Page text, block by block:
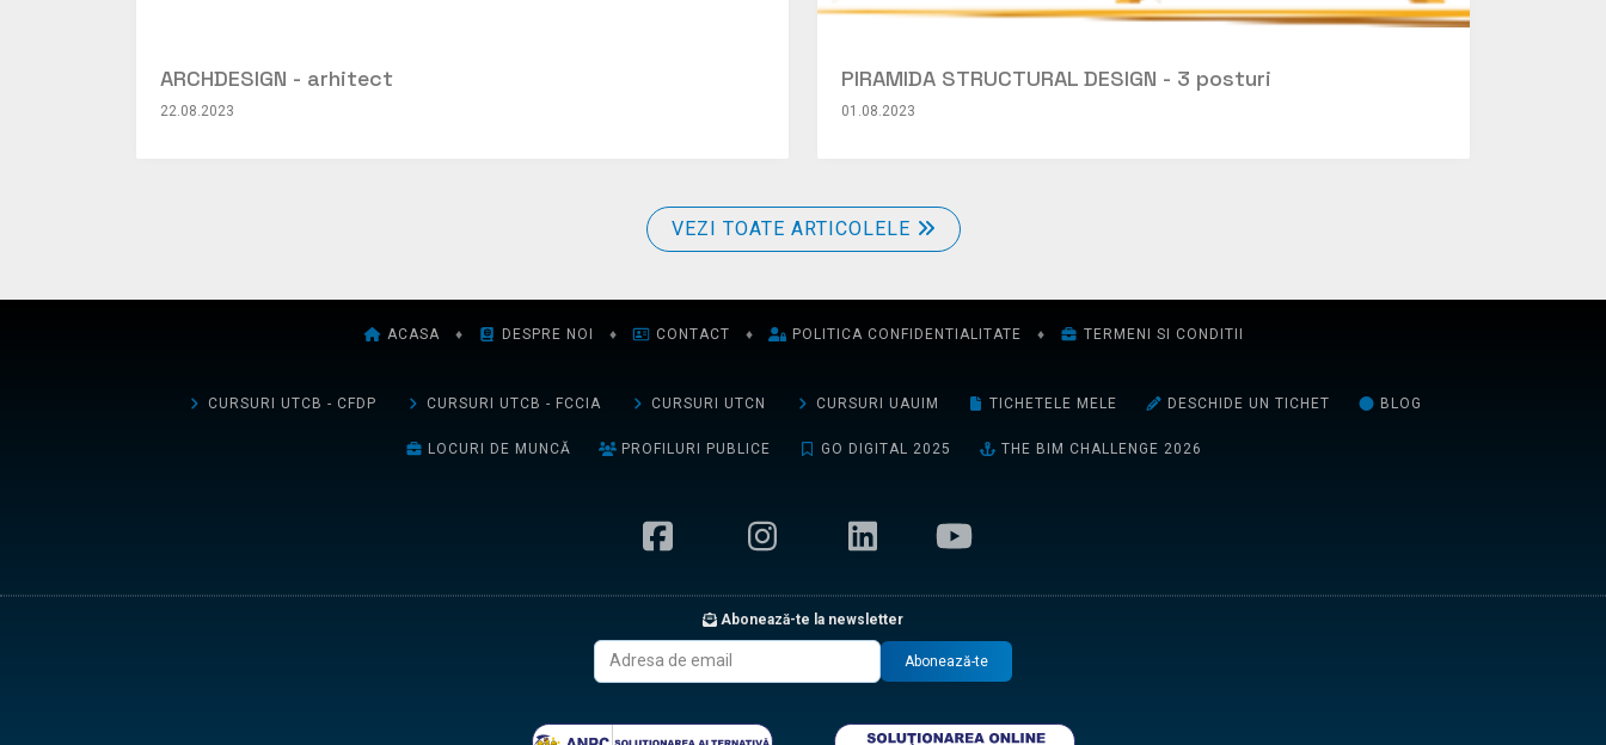
ARCHDESIGN - arhitect
22.08.2023
PIRAMIDA STRUCTURAL DESIGN - 3 posturi
01.08.2023
VEZI TOATE ARTICOLELE
ACASA ♦ DESPRE NOI ♦ CONTACT ♦ POLITICA CONFIDENTIALITATE ♦ TERMENI SI CONDITII
CURSURI UTCB - CFDP CURSURI UTCB - FCCIA CURSURI UTCN CURSURI UAUIM TICHETELE MELE DESCHIDE UN TICHET BLOG
LOCURI DE MUNCĂ PROFILURI PUBLICE GO DIGITAL 2025 THE BIM CHALLENGE 2026
Abonează-te la newsletter
Abonează-te